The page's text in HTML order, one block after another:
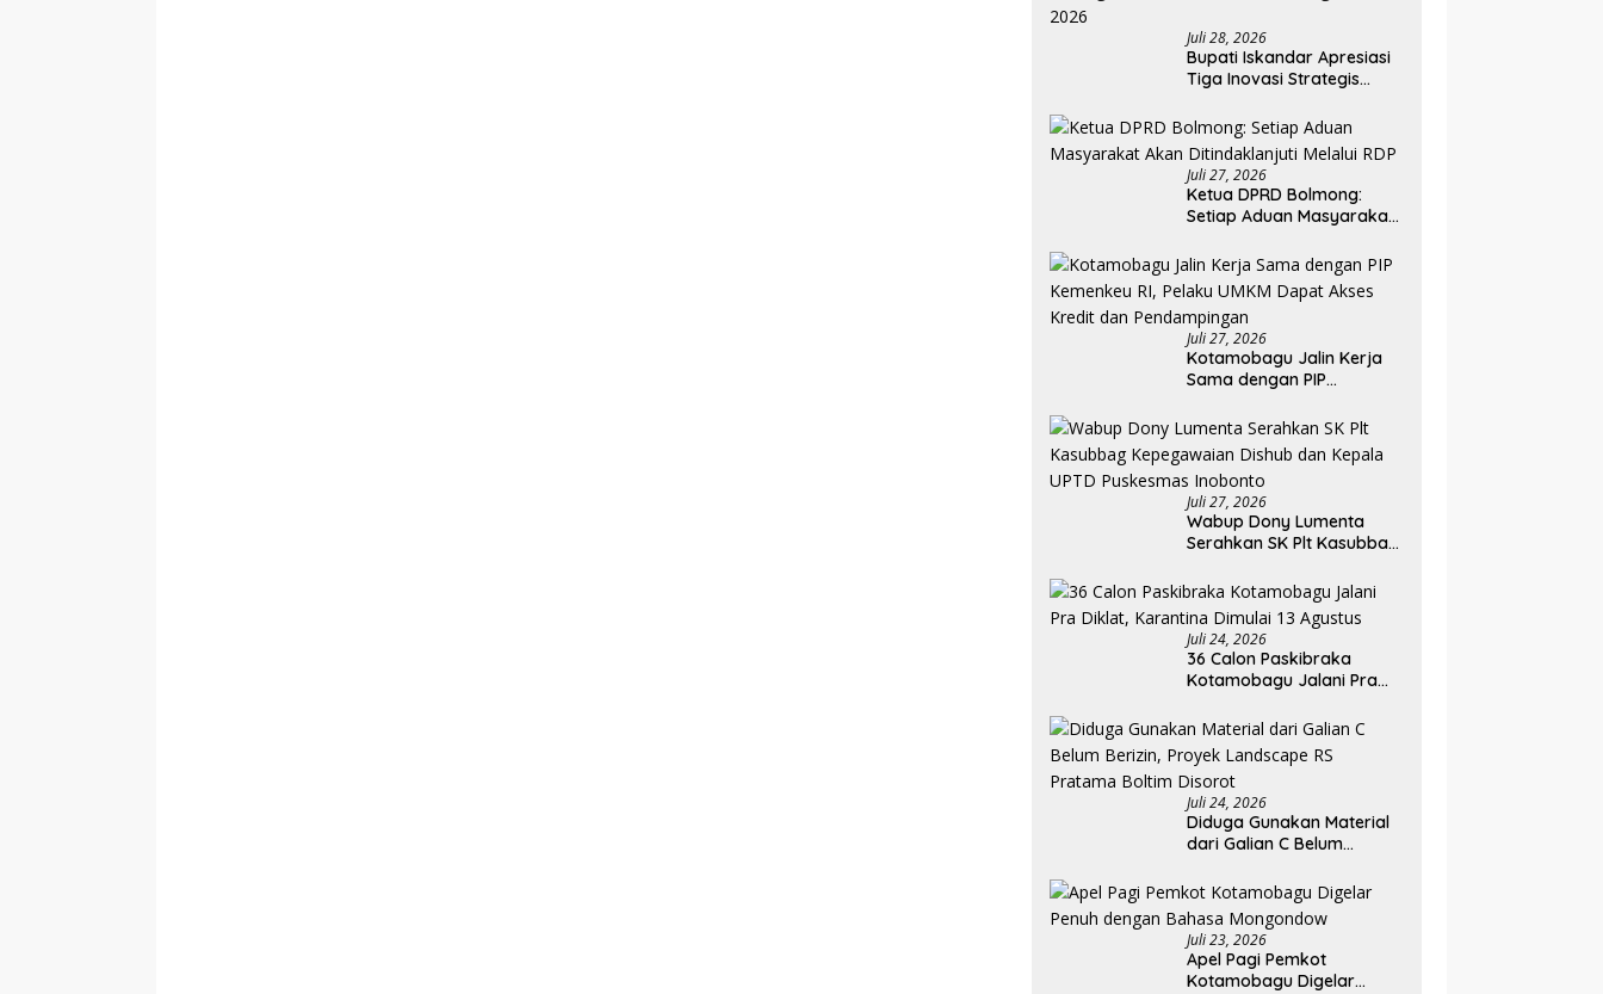
Juli 28, 2026
Bupati Iskandar Apresiasi
Tiga Inovasi Strategis
Angkatan II 2026
Juli 27, 2026
Ketua DPRD Bolmong:
Setiap Aduan Masyarakat
Melalui RDP
Juli 27, 2026
Kotamobagu Jalin Kerja
Sama dengan PIP
Dapat Akses Kredit dan
Pendampingan
Juli 27, 2026
Wabup Dony Lumenta
Serahkan SK Plt Kasubbag
Kepala UPTD Puskesmas
Inobonto
Juli 24, 2026
36 Calon Paskibraka
Kotamobagu Jalani Pra
Agustus
Juli 24, 2026
Diduga Gunakan Material
dari Galian C Belum
RS Pratama Boltim Disorot
Juli 23, 2026
Apel Pagi Pemkot
Kotamobagu Digelar